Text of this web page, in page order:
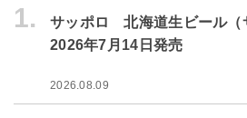
1.
サッポロ 北海道生ビール（
2026年7月14日発売
2026.08.09